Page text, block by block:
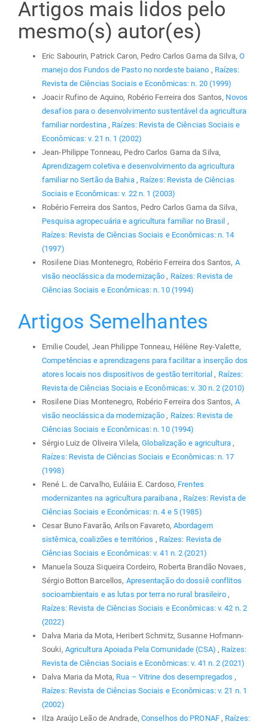
Artigos mais lidos pelo
mesmo(s) autor(es)
Eric Sabourin, Patrick Caron, Pedro Carlos Gama da Silva, O
manejo dos Fundos de Pasto no nordeste baiano , Raízes:
Revista de Ciências Sociais e Econômicas: n. 20 (1999)
Joacir Rufino de Aquino, Robério Ferreira dos Santos, Novos
desafios para o desenvolvimento sustentável da agricultura
familiar nordestina , Raízes: Revista de Ciências Sociais e
Econômicas: v. 21 n. 1 (2002)
Jean-Philippe Tonneau, Pedro Carlos Gama da Silva,
Aprendizagem coletiva e desenvolvimento da agricultura
familiar no Sertão da Bahia , Raízes: Revista de Ciências
Sociais e Econômicas: v. 22 n. 1 (2003)
Robério Ferreira dos Santos, Pedro Carlos Gama da Silva,
Pesquisa agropecuária e agricultura familiar no Brasil ,
Raízes: Revista de Ciências Sociais e Econômicas: n. 14
(1997)
Rosilene Dias Montenegro, Robério Ferreira dos Santos, A
visão neoclássica da modernização, Raízes: Revista de
Ciências Sociais e Econômicas: n. 10 (1994)
Artigos Semelhantes
Emilie Coudel, Jean Philippe Tonneau, Hélène Rey-Valette,
Competências e aprendizagens para facilitar a inserção dos
atores locais nos dispositivos de gestão territorial , Raízes:
Revista de Ciências Sociais e Econômicas: v. 30 n. 2 (2010)
Rosilene Dias Montenegro, Robério Ferreira dos Santos, A
visão neoclássica da modernização , Raízes: Revista de
Ciências Sociais e Econômicas: n. 10 (1994)
Sérgio Luiz de Oliveira Vilela,Globalização e agricultura ,
Raízes: Revista de Ciências Sociais e Econômicas: n. 17
(1998)
René L. de Carvalho, Euláiia E. Cardoso, Frentes
modernizantes na agricultura paraibana , Raízes: Revista de
Ciências Sociais e Econômicas: n. 4 e 5 (1985)
Cesar Buno Favarão, Arilson Favareto, Abordagem
sistêmica, coalizões e territórios , Raízes: Revista de
Ciências Sociais e Econômicas: v. 41 n. 2 (2021)
Manuela Souza Siqueira Cordeiro, Roberta Brandão Novaes,
Sérgio Botton Barcellos, Apresentação do dossiê conflitos
socioambientais e as lutas por terra no rural brasileiro ,
Raízes: Revista de Ciências Sociais e Econômicas: v. 42 n. 2
(2022)
Dalva Maria da Mota, Heribert Schmitz, Susanne Hofmann-
Souki, Agricultura Apoiada Pela Comunidade (CSA) , Raízes:
Revista de Ciências Sociais e Econômicas: v. 41 n. 2 (2021)
Dalva Maria da Mota, Rua – Vitrine dos desempregados ,
Raízes: Revista de Ciências Sociais e Econômicas: v. 21 n. 1
(2002)
Ilza Araújo Leão de Andrade, Conselhos do PRONAF , Raízes: